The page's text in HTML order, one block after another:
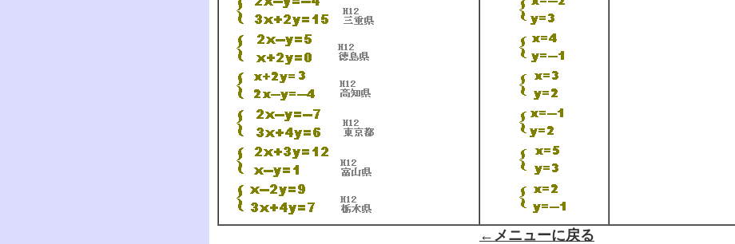
←メニューに戻る